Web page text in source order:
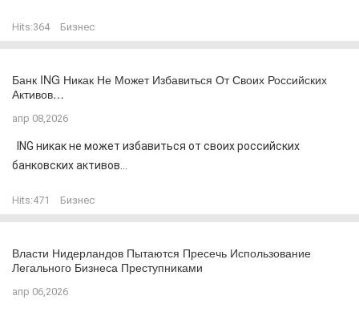
Hits:364 Бизнес
Банк ING Никак Не Может Избавиться От Своих Российских
Активов…
апр 08,2026
ING никак не может избавиться от своих российских
банковских активов...
Hits:471 Бизнес
Власти Нидерландов Пытаются Пресечь Использование
Легального Бизнеса Преступниками
апр 06,2026